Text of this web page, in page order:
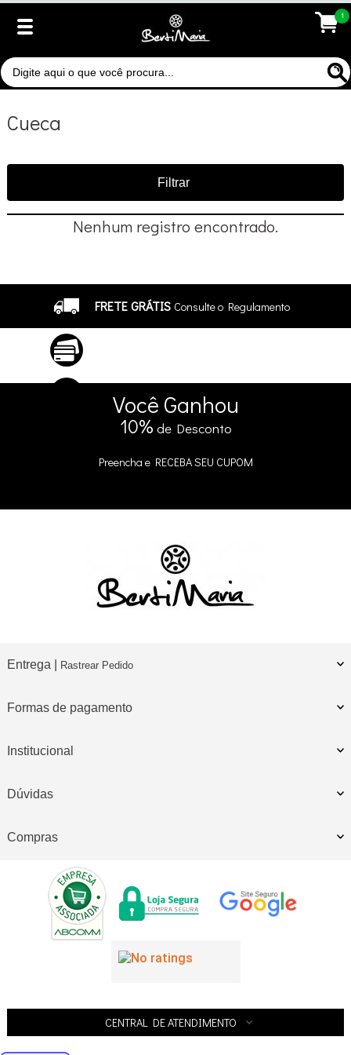
1
Cueca
Filtrar
Nenhum registro encontrado.
FRETE GRÁTIS Consulte o Regulamento
5% DE DESCONTO no Pix e Boleto
Você Ganhou
10% de Desconto
Preencha e RECEBA SEU CUPOM
Entrega | Rastrear Pedido
Formas de pagamento
Institucional
Dúvidas
Compras
CENTRAL DE ATENDIMENTO